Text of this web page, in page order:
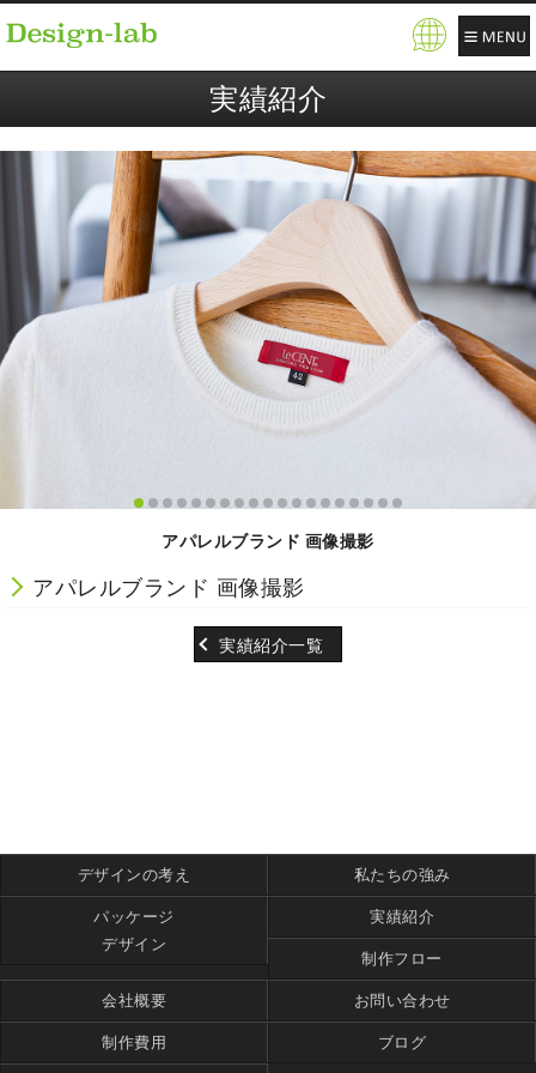
実績紹介
アパレルブランド 画像撮影
アパレルブランド 画像撮影
実績紹介一覧
デザインの考え 私たちの強み
パッケージ
デザイン
実績紹介
制作フロー
会社概要 お問い合わせ
制作費用 ブログ